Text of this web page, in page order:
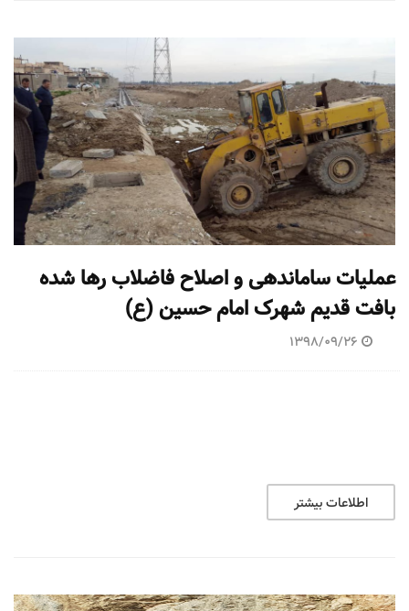
عملیات ساماندهی و اصلاح فاضلاب رها شده
بافت قدیم شهرک امام حسین (ع)
1398/09/26
اطلاعات بیشتر